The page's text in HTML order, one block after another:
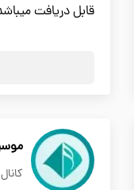
قابل دریافت